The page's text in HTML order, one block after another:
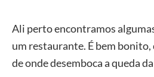
Ali perto encontramos
um restaurante. É bem
de onde desemboca a queda